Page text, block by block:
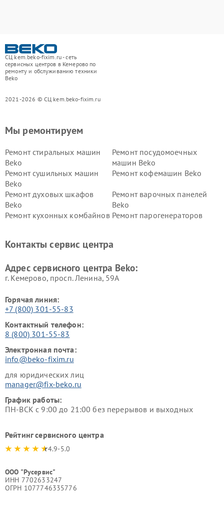
СЦ kem.beko-fixim.ru - сеть
сервисных центров в Кемерово по
ремонту и обслуживанию техники
Beko
2021-2026 © СЦ kem.beko-fixim.ru
Мы ремонтируем
Ремонт стиральных машин
Beko
Ремонт посудомоечных
машин Beko
Ремонт сушильных машин
Beko
Ремонт кофемашин Beko
Ремонт духовых шкафов
Beko
Ремонт варочных панелей
Beko
Ремонт кухонных комбайнов Ремонт парогенераторов
Ремонт холодильников Beko Ремонт морозильных камер
Контакты сервис центра
Адрес сервисного центра Beko:
г. Кемерово, просп. Ленина, 59А
Горячая линия:
+7 (800) 301-55-83
Контактный телефон:
8 (800) 301-55-83
Электронная почта:
info@beko-fixim.ru
для юридических лиц
manager@fix-beko.ru
График работы:
ПН-ВСК с 9:00 до 21:00 без перерывов и выходных
Рейтинг сервисного центра
4.9-5.0
ООО "Русервис"
ИНН 7702633247
ОГРН 1077746335776